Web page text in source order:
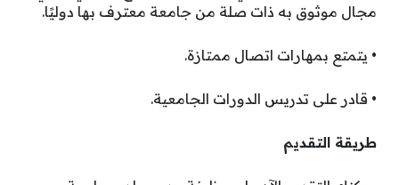
مجال موثوق به ذات صلة من جامعة معترف بها دوليًا.
• يتمتع بمهارات اتصال ممتازة.
• قادر على تدريس الدورات الجامعية.
طريقة التقديم